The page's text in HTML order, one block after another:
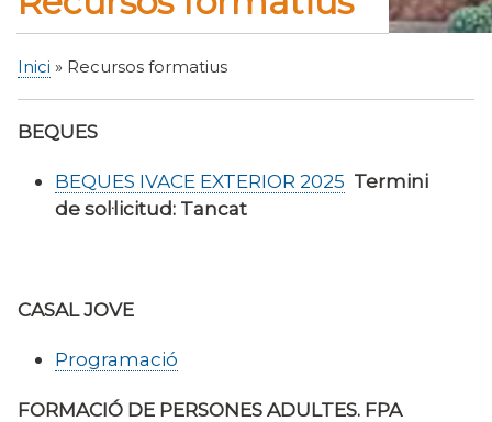
Inici Recursos formatius
BEQUES
BEQUES IVACE EXTERIOR 2025 Termini
de sol·licitud: Tancat
CASAL JOVE
Programació
FORMACIÓ DE PERSONES ADULTES. FPA